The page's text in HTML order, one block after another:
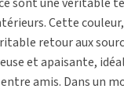
Cette
retour aux
et apaisante,
amis. Dans un